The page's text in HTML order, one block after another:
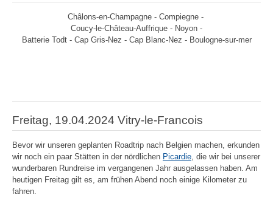
Châlons-en-Champagne - Compiegne -
Coucy-le-Château-Auffrique - Noyon -
Batterie Todt - Cap Gris-Nez - Cap Blanc-Nez - Boulogne-sur-mer
Freitag, 19.04.2024 Vitry-le-Francois
Bevor wir unseren geplanten Roadtrip nach Belgien machen, erkunden
wir noch ein paar Stätten in der nördlichen Picardie, die wir bei unserer
wunderbaren Rundreise im vergangenen Jahr ausgelassen haben. Am
heutigen Freitag gilt es, am frühen Abend noch einige Kilometer zu
fahren.